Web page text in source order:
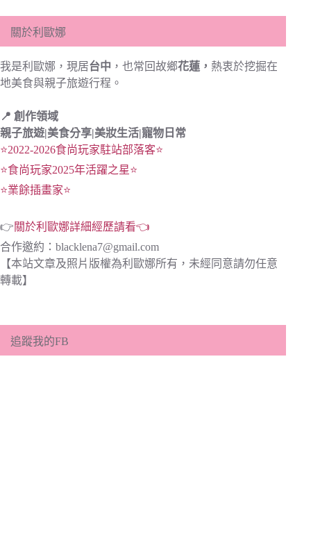
關於利歐娜
我是利歐娜，現居台中 ，也常回故鄉花蓮， 熱衷於挖掘在
地美食與親子旅遊行程。
📍 創作領域
親子旅遊|美食分享|美妝生活|寵物日常
⭐2022-2026食尚玩家駐站部落客⭐
⭐食尚玩家2025年活躍之星⭐
⭐業餘插畫家⭐
👉關於利歐娜詳細經歷請看👈
合作邀約： blacklena7@gmail.com
【本站文章及照片版權為利歐娜所有，未經同意請勿任意
轉載】
追蹤我的FB